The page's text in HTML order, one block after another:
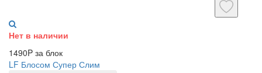
Нет в наличии
1490P за блок
LF Блосом Супер Слим